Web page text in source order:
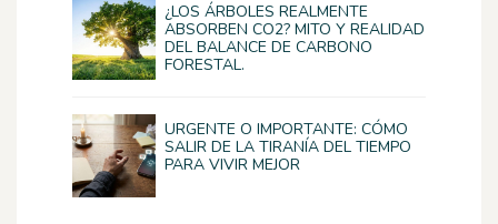
¿LOS ÁRBOLES REALMENTE
ABSORBEN CO2? MITO Y REALIDAD
DEL BALANCE DE CARBONO
FORESTAL.
URGENTE O IMPORTANTE: CÓMO
SALIR DE LA TIRANÍA DEL TIEMPO
PARA VIVIR MEJOR